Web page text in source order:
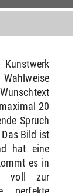
20
Spruch
Bild ist
hat eine
es in
voll zur